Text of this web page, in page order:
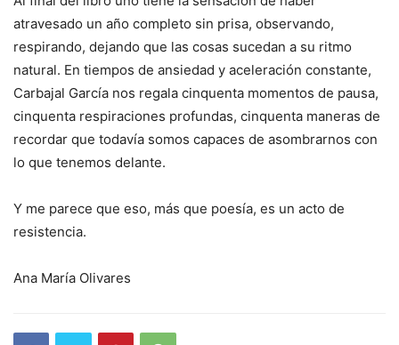
atravesado un año completo sin prisa, observando,
respirando, dejando que las cosas sucedan a su ritmo
natural. En tiempos de ansiedad y aceleración constante,
Carbajal García nos regala cinquenta momentos de pausa,
cinquenta respiraciones profundas, cinquenta maneras de
recordar que todavía somos capaces de asombrarnos con
lo que tenemos delante.
Y me parece que eso, más que poesía, es un acto de
resistencia.
Ana María Olivares